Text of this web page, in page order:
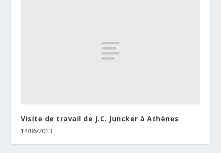
Visite de travail de J.C. Juncker à Athènes
14/06/2013